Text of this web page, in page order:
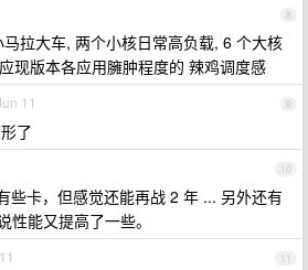
8
拉大车, 两个小核日常高负载, 6 个大核
现版本各应用臃肿程度的 辣鸡调度感
9
11
了
10
些卡，但感觉还能再战 2 年 ... 另外还有
能又提高了一些。
11